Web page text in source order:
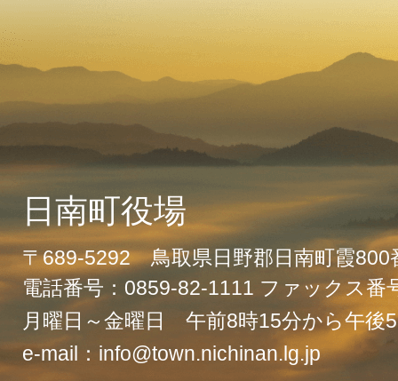
日南町役場
〒689-5292 鳥取県日野郡日南町霞800
電話番号：0859-82-1111 ファックス番
月曜日～金曜日 午前8時15分から午後
e-mail：info@town.nichinan.lg.jp